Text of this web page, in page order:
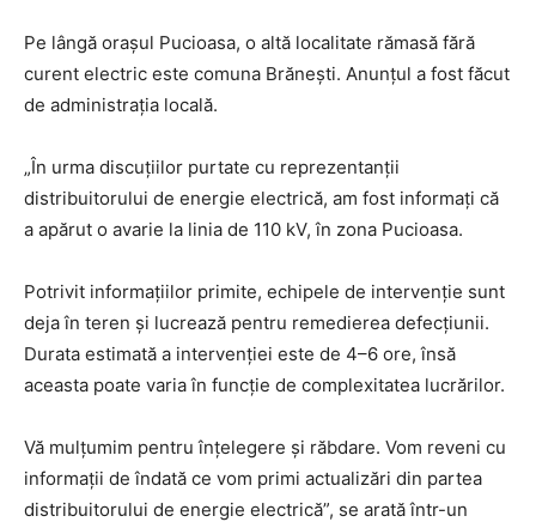
Pe lângă orașul Pucioasa, o altă localitate rămasă fără
curent electric este comuna Brănești. Anunțul a fost făcut
de administrația locală.
„În urma discuțiilor purtate cu reprezentanții
distribuitorului de energie electrică, am fost informați că
a apărut o avarie la linia de 110 kV, în zona Pucioasa.
Potrivit informațiilor primite, echipele de intervenție sunt
deja în teren și lucrează pentru remedierea defecțiunii.
Durata estimată a intervenției este de 4–6 ore, însă
aceasta poate varia în funcție de complexitatea lucrărilor.
Vă mulțumim pentru înțelegere și răbdare. Vom reveni cu
informații de îndată ce vom primi actualizări din partea
distribuitorului de energie electrică”, se arată într-un